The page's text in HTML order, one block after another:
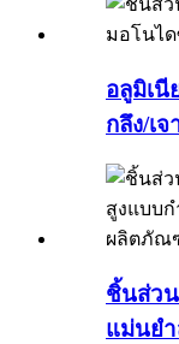
อลูมิเนี
กลึง/เจ
ชิ้นส่ว
แม่นยำ